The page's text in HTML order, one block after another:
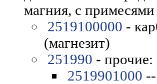
магния, с
2519100000 -
(магнезит)
251990 - прочие:
2519901000